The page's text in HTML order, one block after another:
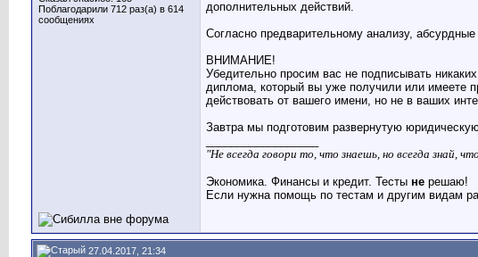
Поблагодарили 712 раз(а) в 614
сообщениях
дополнительных действий.
Согласно предварительному анализу,
ВНИМАНИЕ!
Убедительно просим вас не подписывать
диплома, который вы уже получили или имеете
действовать от вашего имени, но не в ваших
Завтра мы подготовим развернутую
"Не всегда говори то, что знаешь, но всегда знай,
Экономика. Финансы и кредит. Тесты не решаю!
Если нужна помощь по тестам и другим видам
27.04.2017, 21:34